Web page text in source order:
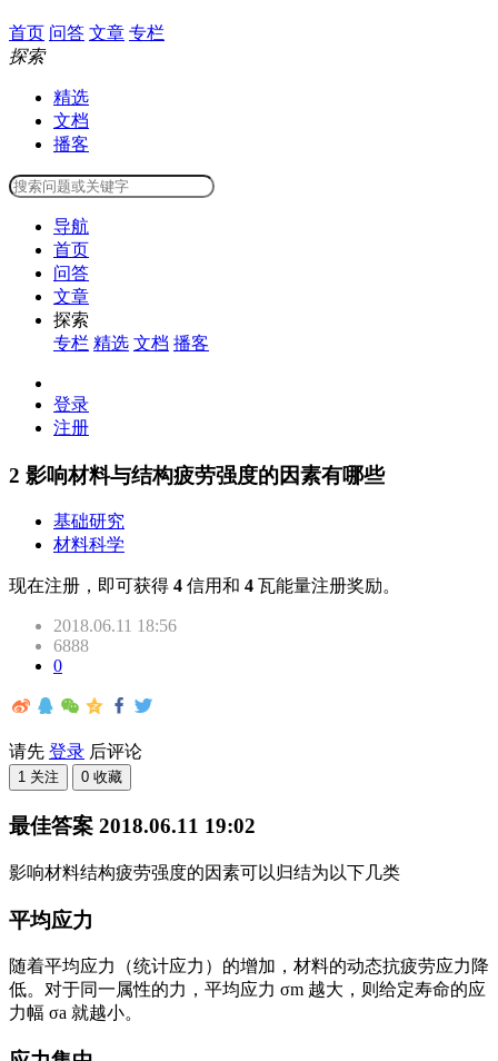
首页 问答 文章 专栏
探索
精选
文档
播客
导航
首页
问答
文章
探索
专栏 精选 文档 播客
登录
注册
2 影响材料与结构疲劳强度的因素有哪些
基础研究
材料科学
现在注册，即可获得 4 信用和 4 瓦能量注册奖励。
2018.06.11 18:56
6888
0
请先 登录 后评论
1 关注 0 收藏
最佳答案 2018.06.11 19:02
影响材料结构疲劳强度的因素可以归结为以下几类
平均应力
随着平均应力（统计应力）的增加，材料的动态抗疲劳应力降
低。对于同一属性的力，平均应力 σm 越大，则给定寿命的应
力幅 σa 就越小。